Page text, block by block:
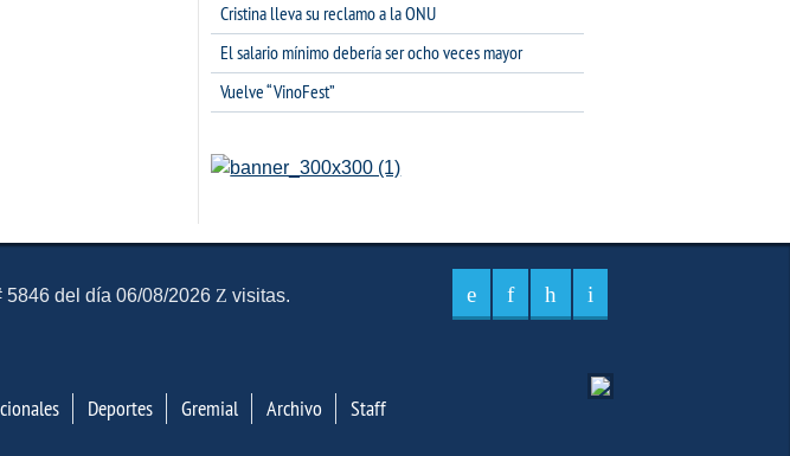
Cristina lleva su reclamo a la ONU
El salario mínimo debería ser ocho veces mayor
Vuelve “VinoFest”
Diario
5846 del día 06/08/2026 visitas.
Deportes Gremial Archivo Staff